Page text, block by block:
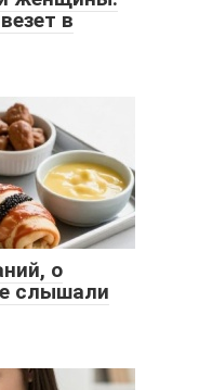
в
о
слышали